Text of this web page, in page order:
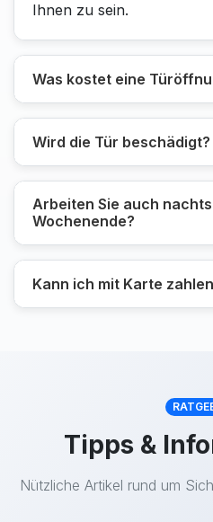
Ihnen zu sein.
Was kostet eine
Wird die Tür beschädigt?
Arbeiten Sie auch
Wochenende?
Kann ich mit Karte
Tipps &
Nützliche Artikel rund um